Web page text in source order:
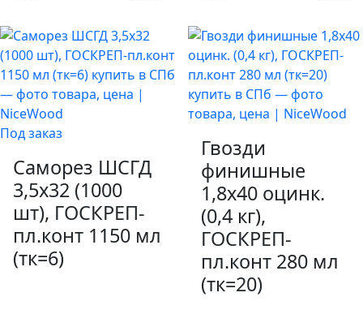
Под заказ
Саморез ШСГД
3,5х32 (1000
шт), ГОСКРЕП-
пл.конт 1150 мл
(тк=6)
Гвозди
финишные
1,8х40 оцинк.
(0,4 кг),
ГОСКРЕП-
пл.конт 280 мл
(тк=20)